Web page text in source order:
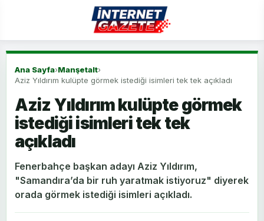
Ana Sayfa›Manşetalt›
Aziz Yıldırım kulüpte görmek istediği isimleri tek tek açıkladı
Aziz Yıldırım kulüpte görmek
istediği isimleri tek tek
açıkladı
Fenerbahçe başkan adayı Aziz Yıldırım,
"Samandıra’da bir ruh yaratmak istiyoruz" diyerek
orada görmek istediği isimleri açıkladı.